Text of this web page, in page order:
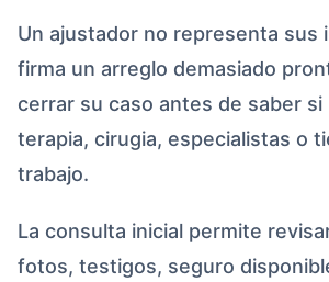
Un ajustador no representa sus
firma un arreglo demasiado
cerrar su caso antes de saber si
terapia, cirugia, especialistas o
trabajo.
La consulta inicial permite
fotos, testigos, seguro